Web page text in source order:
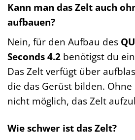
Kann man das Zelt auch
aufbauen?
Nein, für den Aufbau des
Seconds 4.2 benötigst du
Das Zelt verfügt über
die das Gerüst bilden.
nicht möglich, das Zelt
Wie schwer ist das Zelt?